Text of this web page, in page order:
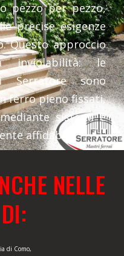
pezzo per pezzo,
precise esigenze
Questo approccio
inviolabilità: le
Serratore sono
ferro pieno fissati,
sistemi e
affidabili.
NELLE
di Como,